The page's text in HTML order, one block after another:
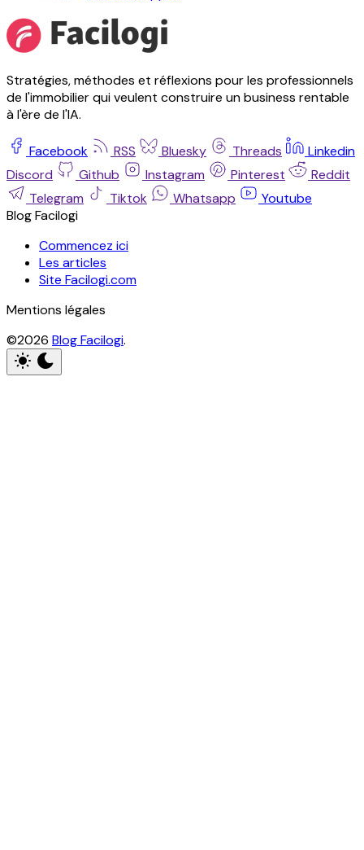
Stratégies, méthodes et réflexions pour les professionnels
de l'immobilier qui veulent construire un business rentable
à l'ère de l'IA.
Facebook RSS Bluesky Threads
Linkedin
Discord
Github Instagram Pinterest
Reddit
Telegram
Tiktok Whatsapp
Youtube
Blog Facilogi
Commencez ici
Les articles
Site Facilogi.com
Mentions légales
©2026 Blog Facilogi.